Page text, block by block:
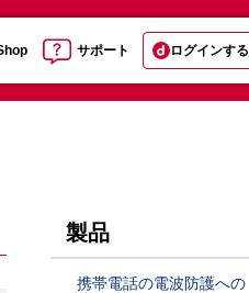
サポート ログインする
製品
携帯電話の電波防護への